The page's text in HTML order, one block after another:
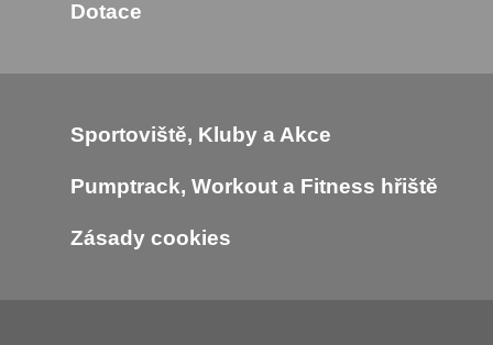
Dotace
Sportoviště, Kluby a Akce
Pumptrack, Workout a Fitness hřiště
Zásady cookies